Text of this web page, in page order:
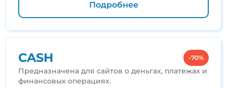
Подробнее
CASH -70%
Предназначена для сайтов о деньгах, платежах и
финансовых операциях.